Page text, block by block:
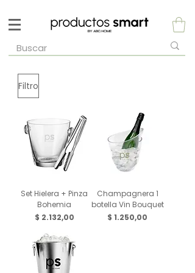
Filtro
Set Hielera + Pinza
Bohemia
Precio
$ 2.132,00
Champagnera 1
botella Vin Bouquet
Precio
$ 1.250,00